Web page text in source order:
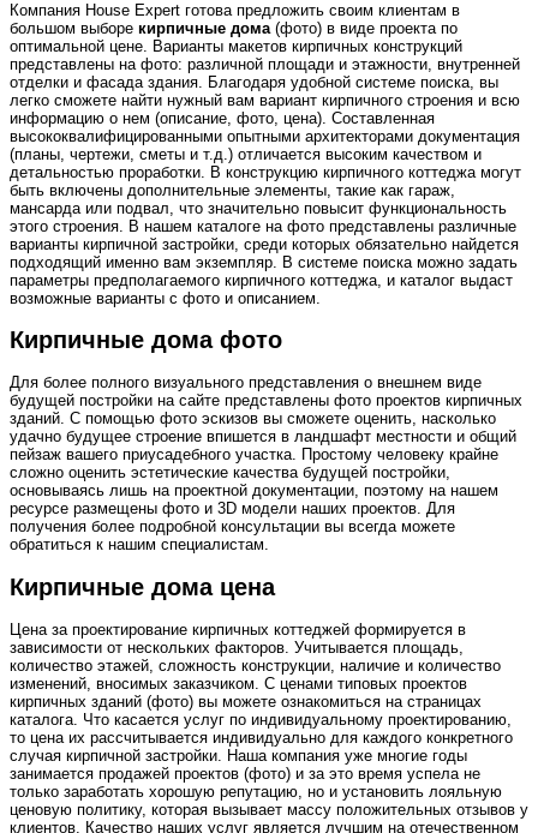
Компания House Expert готова предложить своим клиентам в
большом выборе кирпичные дома(фото) в виде проекта по
оптимальной цене. Варианты макетов кирпичных конструкций
представлены на фото: различной площади и этажности, внутренней
отделки и фасада здания. Благодаря удобной системе поиска, вы
легко сможете найти нужный вам вариант кирпичного строения и всю
информацию о нем (описание, фото, цена). Составленная
высококвалифицированными опытными архитекторами документация
(планы, чертежи, сметы и т.д.) отличается высоким качеством и
детальностью проработки. В конструкцию кирпичного коттеджа могут
быть включены дополнительные элементы, такие как гараж,
мансарда или подвал, что значительно повысит функциональность
этого строения. В нашем каталоге на фото представлены различные
варианты кирпичной застройки, среди которых обязательно найдется
подходящий именно вам экземпляр. В системе поиска можно задать
параметры предполагаемого кирпичного коттеджа, и каталог выдаст
возможные варианты с фото и описанием.
Кирпичные дома фото
Для более полного визуального представления о внешнем виде
будущей постройки на сайте представлены фото проектов кирпичных
зданий. С помощью фото эскизов вы сможете оценить, насколько
удачно будущее строение впишется в ландшафт местности и общий
пейзаж вашего приусадебного участка. Простому человеку крайне
сложно оценить эстетические качества будущей постройки,
основываясь лишь на проектной документации, поэтому на нашем
ресурсе размещены фото и 3D модели наших проектов. Для
получения более подробной консультации вы всегда можете
обратиться к нашим специалистам.
Кирпичные дома цена
Цена за проектирование кирпичных коттеджей формируется в
зависимости от нескольких факторов. Учитывается площадь,
количество этажей, сложность конструкции, наличие и количество
изменений, вносимых заказчиком. С ценами типовых проектов
кирпичных зданий (фото) вы можете ознакомиться на страницах
каталога. Что касается услуг по индивидуальному проектированию,
то цена их рассчитывается индивидуально для каждого конкретного
случая кирпичной застройки. Наша компания уже многие годы
занимается продажей проектов (фото) и за это время успела не
только заработать хорошую репутацию, но и установить лояльную
ценовую политику, которая вызывает массу положительных отзывов у
клиентов. Качество наших услуг является лучшим на отечественном